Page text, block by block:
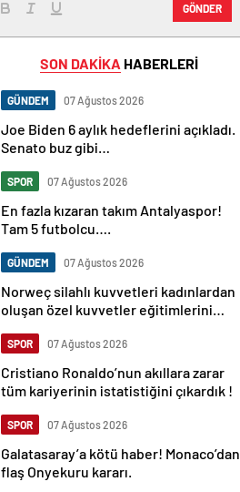
GÖNDER
SON DAKİKA HABERLERİ
GÜNDEM 07 Ağustos 2026
Joe Biden 6 aylık hedeflerini açıkladı.
Senato buz gibi…
SPOR 07 Ağustos 2026
En fazla kızaran takım Antalyaspor!
Tam 5 futbolcu….
GÜNDEM 07 Ağustos 2026
Norweç silahlı kuvvetleri kadınlardan
oluşan özel kuvvetler eğitimlerini
SPOR 07 Ağustos 2026
Cristiano Ronaldo’nun akıllara zarar
tüm kariyerinin istatistiğini çıkardık !
SPOR 07 Ağustos 2026
Galatasaray’a kötü haber! Monaco’dan
flaş Onyekuru kararı.